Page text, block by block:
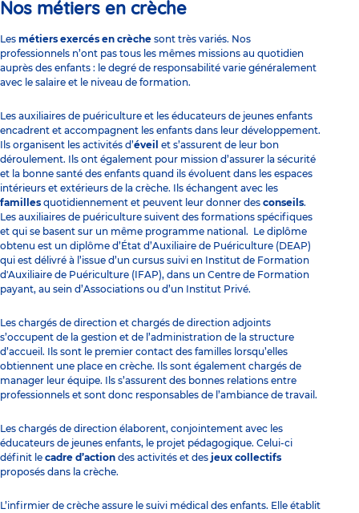
Nos métiers en crèche
Les métiers exercés en crèche sont très variés. Nos
professionnels n’ont pas tous les mêmes missions au quotidien
auprès des enfants : le degré de responsabilité varie généralement
avec le salaire et le niveau de formation.
Les auxiliaires de puériculture et les éducateurs de jeunes enfants
encadrent et accompagnent les enfants dans leur développement.
Ils organisent les activités d’éveil et s’assurent de leur bon
déroulement. Ils ont également pour mission d’assurer la sécurité
et la bonne santé des enfants quand ils évoluent dans les espaces
intérieurs et extérieurs de la crèche. Ils échangent avec les
familles quotidiennement et peuvent leur donner des conseils.
Les auxiliaires de puériculture suivent des formations spécifiques
et qui se basent sur un même programme national. Le diplôme
obtenu est un diplôme d’État d’Auxiliaire de Puériculture (DEAP)
qui est délivré à l’issue d’un cursus suivi en Institut de Formation
d'Auxiliaire de Puériculture (IFAP), dans un Centre de Formation
payant, au sein d’Associations ou d’un Institut Privé.
Les chargés de direction et chargés de direction adjoints
s’occupent de la gestion et de l’administration de la structure
d’accueil. Ils sont le premier contact des familles lorsqu’elles
obtiennent une place en crèche. Ils sont également chargés de
manager leur équipe. Ils s’assurent des bonnes relations entre
professionnels et sont donc responsables de l’ambiance de travail.
Les chargés de direction élaborent, conjointement avec les
éducateurs de jeunes enfants, le projet pédagogique. Celui-ci
définit le cadre d’action des activités et des jeux collectifs
proposés dans la crèche.
L’infirmier de crèche assure le suivi médical des enfants. Elle établit